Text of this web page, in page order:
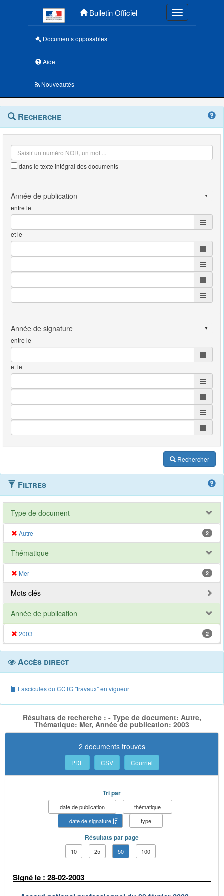
Bulletin Officiel Toggle
Documents opposables
Aide
Nouveautés
Navigation
outils
Menu
contextuel
Recherche
dans le texte intégral des documents
entre le
et le
entre le
et le
Rechercher
Filtres
Type de document
Autre 2
Thématique
Mer 2
Mots clés
Année de publication
2003 2
Accès direct
Fascicules du CCTG "travaux" en vigueur
Résultats de recherche : - Type de document: Autre,
Thématique: Mer, Année de publication: 2003
2 documents trouvés
PDF CSV Courriel
Tri par
date de publication
thématique
date de signature
type
Résultats par page
10 25 50 100
Signé le : 28-02-2003